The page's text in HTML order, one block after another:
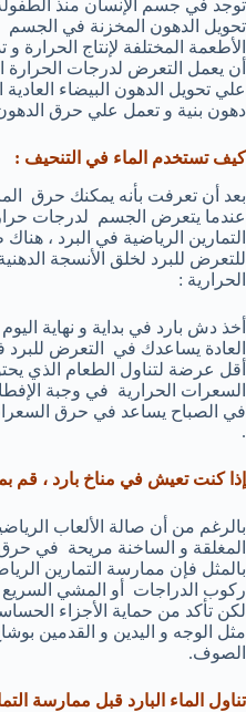
توجد في جسم الإنسان منذ
تحويل الدهون المخزنة في الجسم
الأطعمة المختلفة لإنتاج الحرارة
أن يعمل التعرض لدرجات الحرارة
علي تحويل الدهون البيضاء
دهون بنية و تعمل علي حرق
كيف تستخدم الماء في التنحيف :
بعد أن تعرفت بأنه يمكنك حرق
عندما يتعرض الجسم لدرجات
التمارين الرياضية في البرد ،
للتعرض للبرد لخلق الأنسجة
الحرارية :
أخذ دش بارد في بداية و نهاية
العادة يساعدك في التعرض
أقل عرضة لتناول الطعام الذي
السعرات الحرارية في وجبة
في الصباح يساعد في حرق السعرات
.
إذا كنت تعيش في مناخ بارد ، قم
بالرغم من أن صالة الألعاب
المغلقة و الساخنة مريحة في
بالمثل فإن ممارسة التمارين
لكن تأكد من حماية الأجزاء
مثل الوجه و اليدين و القدمين
الصوف.
تناول الماء البارد قبل ممارسة